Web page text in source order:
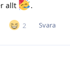
allt
.
2 Svara